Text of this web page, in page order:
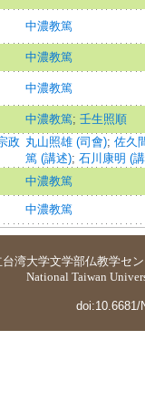
中濃教篤
中濃教篤
中濃教篤
中濃教篤; 壬生照順
政 丸山照雄 (司會); 佐久
篤 (講述); 石川康明 (
中濃教篤
中濃教篤
台湾大学文学部仏教学セ
National Taiwan
doi:10.6681/